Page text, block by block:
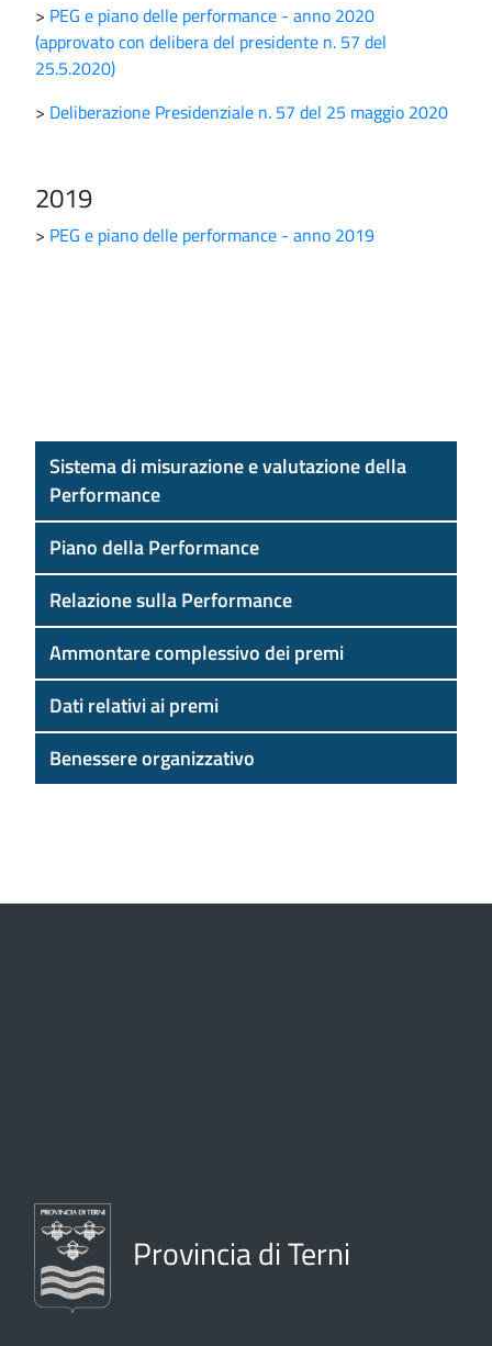
> PEG e piano delle performance - anno 2020
(approvato con delibera del presidente n. 57 del
25.5.2020)
> Deliberazione Presidenziale n. 57 del 25 maggio 2020
2019
> PEG e piano delle performance - anno 2019
Sistema di misurazione e valutazione della
Performance
Piano della Performance
Relazione sulla Performance
Ammontare complessivo dei premi
Dati relativi ai premi
Benessere organizzativo
Provincia di Terni